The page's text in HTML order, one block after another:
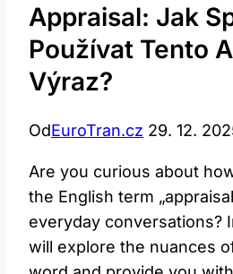
Appraisal: Jak
Používat Tento
Výraz?
OdEuroTran.cz 29. 12.
Are you curious about
the English term
everyday conversations?
will explore the nuances